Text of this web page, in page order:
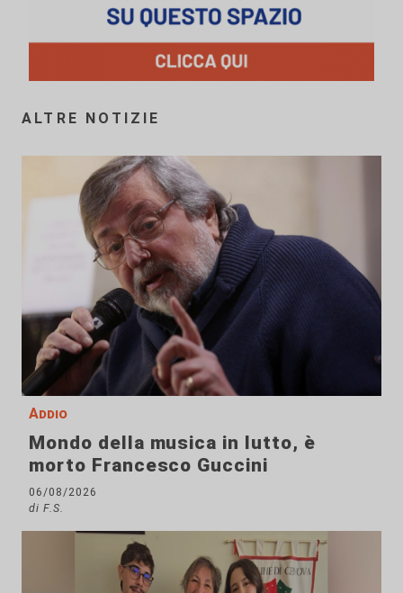
ALTRE NOTIZIE
Addio
Mondo della musica in lutto, è
morto Francesco Guccini
06/08/2026
di F.S.